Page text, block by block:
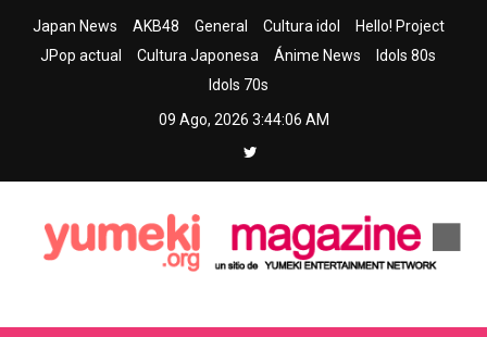
Japan News AKB48 General Cultura idol
Hello! Project
JPop actual
Cultura Japonesa Ánime News
Idols 80s
Idols 70s
09 Ago, 2026 3:44:07 AM